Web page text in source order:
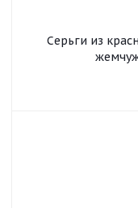
Серьги из